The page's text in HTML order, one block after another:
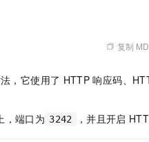
复制
，它使用了 HTTP 响应码、
，端口为 3242 ，并且开启
务
Qoder
面向真实软件的智
云原生数据库
智能体
聪明
工程团队
轻松解锁专属
5 分钟轻松部署
低代码高效构建
NEW
加量 10 倍，夜间低至2折
倍 NEW
从图文生成到视频
AI 广告创作
图文、视频一站
AI 建站
JAVA
全能环境
云网络合作计划
Salesforce On
计划
信息公告